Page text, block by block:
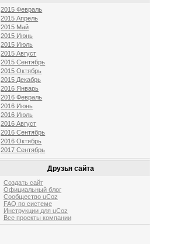
2015 Февраль
2015 Апрель
2015 Май
2015 Июнь
2015 Июль
2015 Август
2015 Сентябрь
2015 Октябрь
2015 Декабрь
2016 Январь
2016 Февраль
2016 Июнь
2016 Июль
2016 Август
2016 Сентябрь
2016 Октябрь
2017 Сентябрь
Друзья сайта
Создать сайт
Официальный блог
Сообщество uCoz
FAQ по системе
Инструкции для uCoz
Все проекты компании